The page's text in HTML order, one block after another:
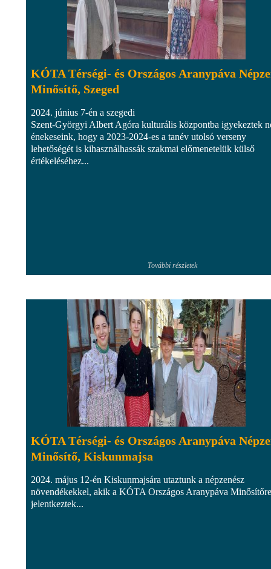
KÓTA Térségi- és Országos Aranypáva
Minősítő, Szeged
2024. június 7-én a szegedi
Szent-Györgyi Albert Agóra kulturális központba igyekeztek
énekeseink, hogy a 2023-2024-es a tanév utolsó verseny
lehetőségét is kihasználhassák szakmai előmenetelük külső
értékeléséhez...
További részletek
KÓTA Térségi- és Országos Aranypáva
Minősítő, Kiskunmajsa
2024. május 12-én Kiskunmajsára utaztunk a népzenész
növendékekkel, akik a KÓTA Országos Aranypáva Minősítőre
jelentkeztek...